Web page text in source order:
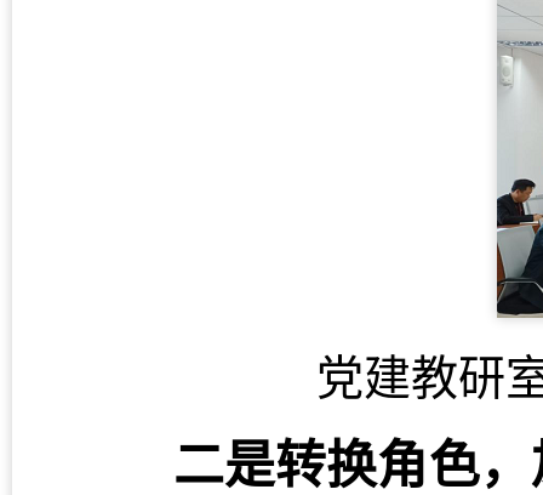
党建教研
二是转换角色